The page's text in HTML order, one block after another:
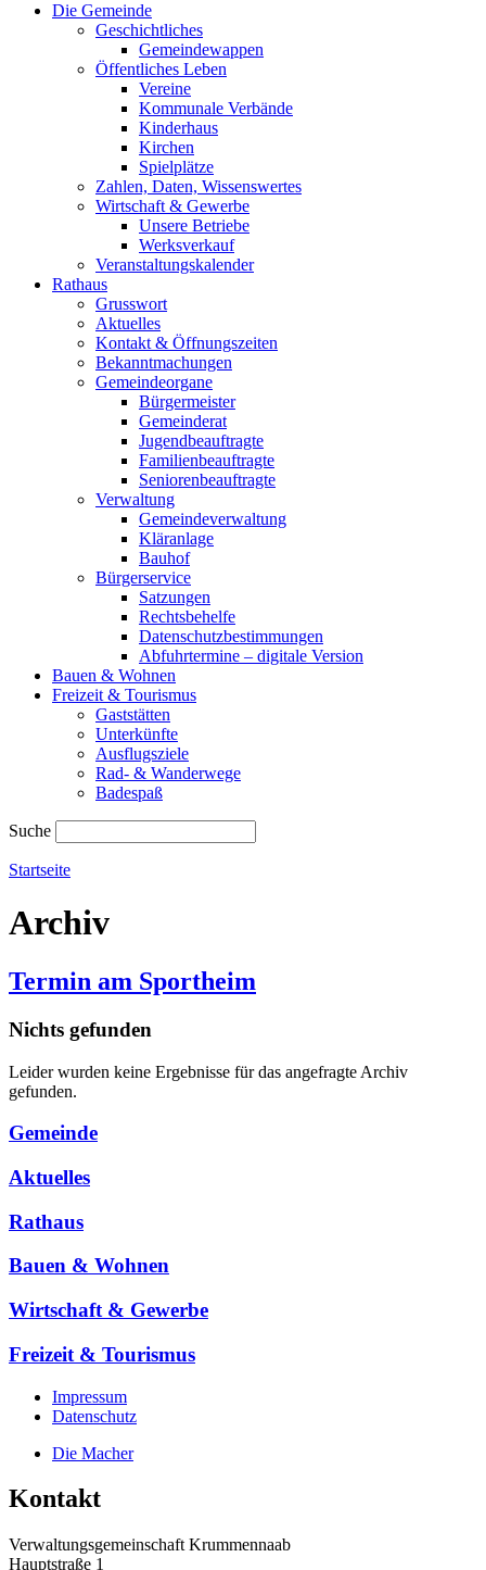
Die Gemeinde
Geschichtliches
Gemeindewappen
Öffentliches Leben
Vereine
Kommunale Verbände
Kinderhaus
Kirchen
Spielplätze
Zahlen, Daten, Wissenswertes
Wirtschaft & Gewerbe
Unsere Betriebe
Werksverkauf
Veranstaltungskalender
Rathaus
Grusswort
Aktuelles
Kontakt & Öffnungszeiten
Bekanntmachungen
Gemeindeorgane
Bürgermeister
Gemeinderat
Jugendbeauftragte
Familienbeauftragte
Seniorenbeauftragte
Verwaltung
Gemeindeverwaltung
Kläranlage
Bauhof
Bürgerservice
Satzungen
Rechtsbehelfe
Datenschutzbestimmungen
Abfuhrtermine – digitale Version
Bauen & Wohnen
Freizeit & Tourismus
Gaststätten
Unterkünfte
Ausflugsziele
Rad- & Wanderwege
Badespaß
Suche
Startseite
Archiv
Termin am Sportheim
Nichts gefunden
Leider wurden keine Ergebnisse für das angefragte Archiv
gefunden.
Gemeinde
Aktuelles
Rathaus
Bauen & Wohnen
Wirtschaft & Gewerbe
Freizeit & Tourismus
Impressum
Datenschutz
Die Macher
Kontakt
Verwaltungsgemeinschaft Krummennaab
Hauptstraße 1